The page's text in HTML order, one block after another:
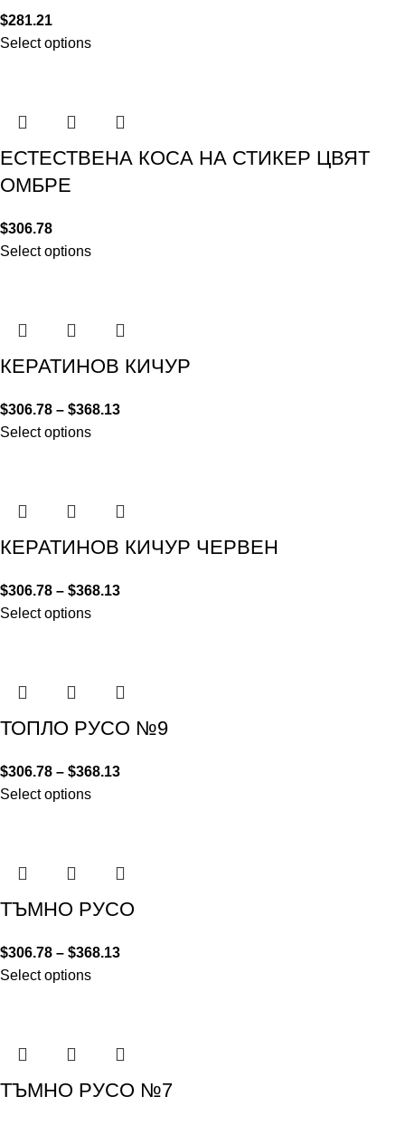
$281.21
Select options
ЕСТЕСТВЕНА КОСА НА СТИКЕР ЦВЯТ
ОМБРЕ
$306.78
Select options
КЕРАТИНОВ КИЧУР
$306.78 – $368.13
Select options
КЕРАТИНОВ КИЧУР ЧЕРВЕН
$306.78 – $368.13
Select options
ТОПЛО РУСО №9
$306.78 – $368.13
Select options
ТЪМНО РУСО
$306.78 – $368.13
Select options
ТЪМНО РУСО №7